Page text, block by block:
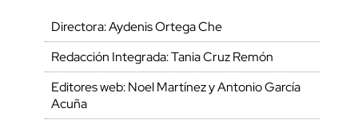
Directora: Aydenis Ortega Che
Redacción Integrada: Tania Cruz Remón
Editores web: Noel Martínez y Antonio García
Acuña